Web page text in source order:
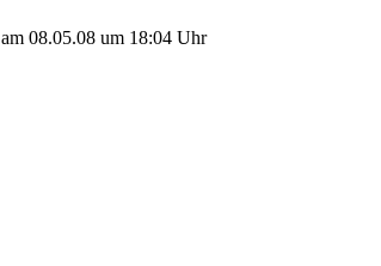
am 08.05.08 um 18:04 Uhr